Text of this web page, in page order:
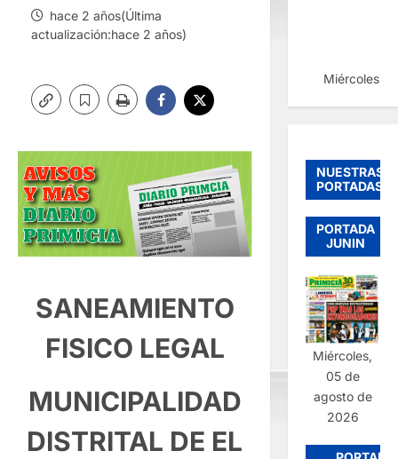
hace 2 años(Última
actualización:hace 2 años)
SANEAMIENTO
FISICO LEGAL
MUNICIPALIDAD
DISTRITAL DE EL
Miércoles,
NUESTRAS
PORTADAS
PORTADA
JUNIN
Miércoles,
05 de
agosto de
2026